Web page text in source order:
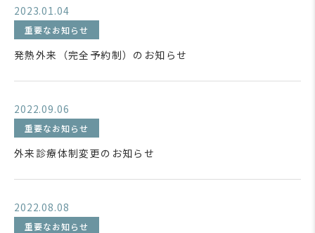
2023.01.04
重要なお知らせ
発熱外来（完全予約制）のお知らせ
2022.09.06
重要なお知らせ
外来診療体制変更のお知らせ
2022.08.08
重要なお知らせ